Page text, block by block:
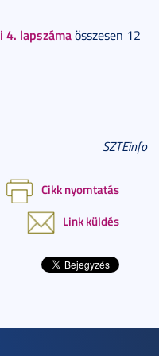
4. lapszámaösszesen 12
SZTEinfo
Cikk nyomtatás
Link küldés